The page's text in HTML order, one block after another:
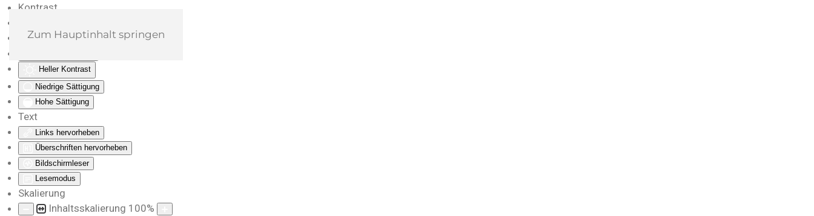
Kontrast
Monochrom
Heller Kontrast
Niedrige Sättigung
Hohe Sättigung
Text
Links hervorheben
Überschriften hervorheben
Bildschirmleser
Lesemodus
Skalierung
Inhaltsskalierung 100%
Zum Hauptinhalt springen